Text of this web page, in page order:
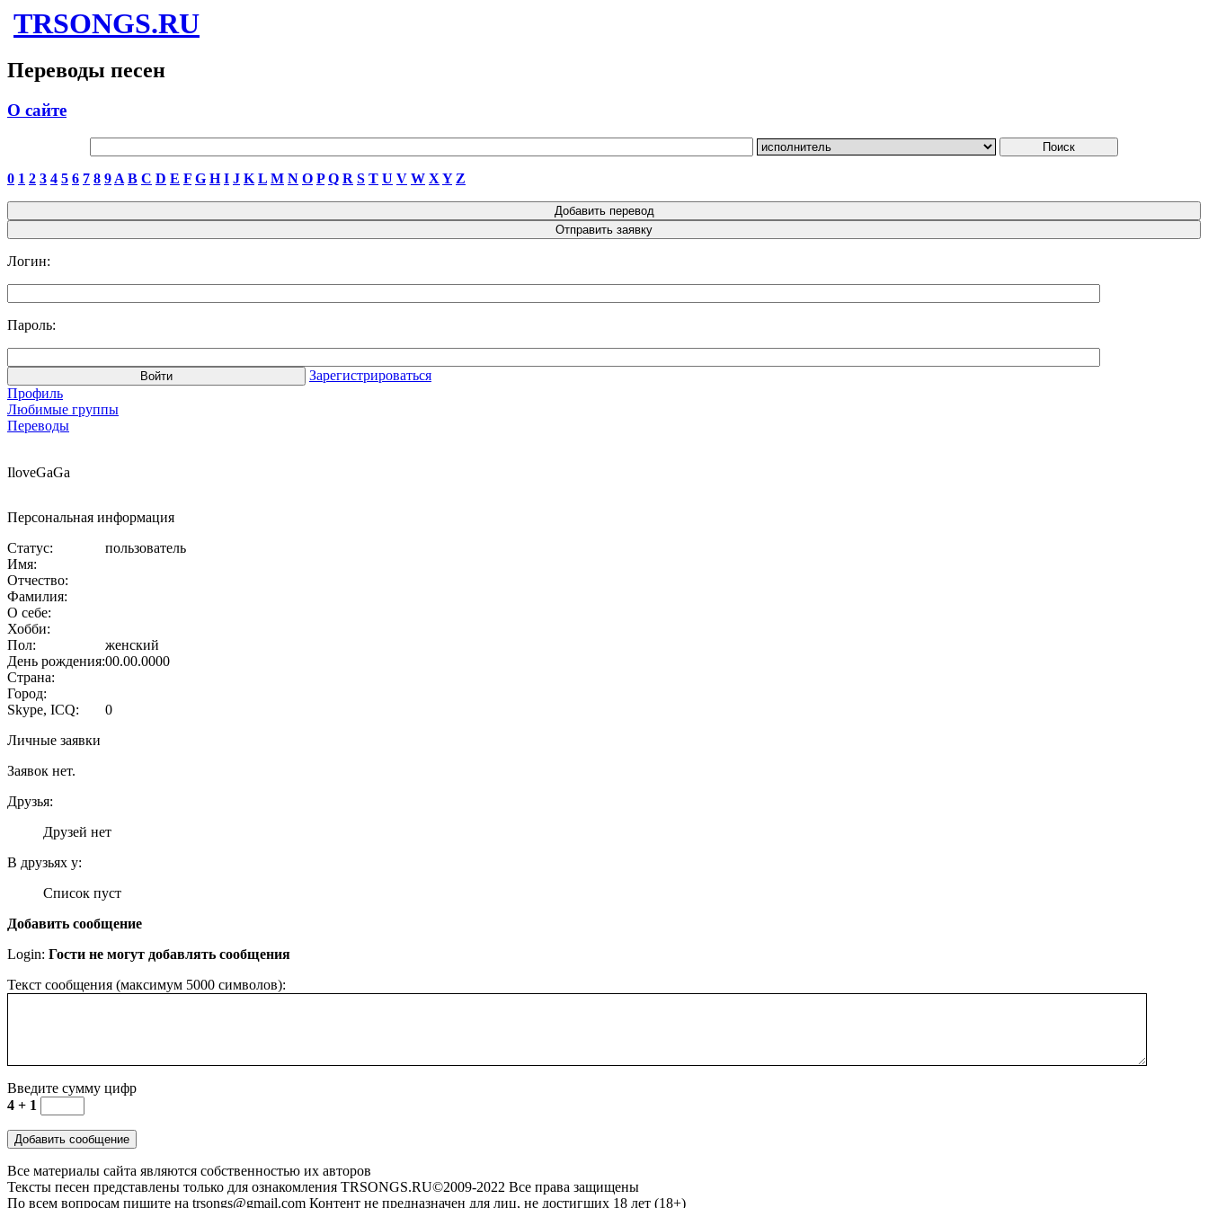
TRSONGS.RU
Переводы песен
О сайте
0 1 2 3 4 5 6 7 8 9 A B C D E F G H I J K L M N O P Q R S T U V W X Y Z
Логин:
Пароль:
Зарегистрироваться
Профиль
Любимые группы
Переводы
IloveGaGa
Персональная информация
Статус:
пользователь
Имя:
Отчество:
Фамилия:
О себе:
Хобби:
Пол:
женский
День рождения:00.00.0000
Страна:
Город:
Skype, ICQ:
0
Личные заявки
Заявок нет.
Друзья:
Друзей нет
В друзьях у:
Список пуст
Добавить сообщение
Login: Гости не могут добавлять сообщения
Текст сообщения (максимум 5000 символов):
Введите сумму цифр
4 + 1
Все материалы сайта являются собственностью их авторов
Тексты песен представлены только для ознакомления TRSONGS.RU©2009-2022 Все права защищены
По всем вопросам пишите на trsongs@gmail.com Контент не предназначен для лиц, не достигших 18 лет (18+)